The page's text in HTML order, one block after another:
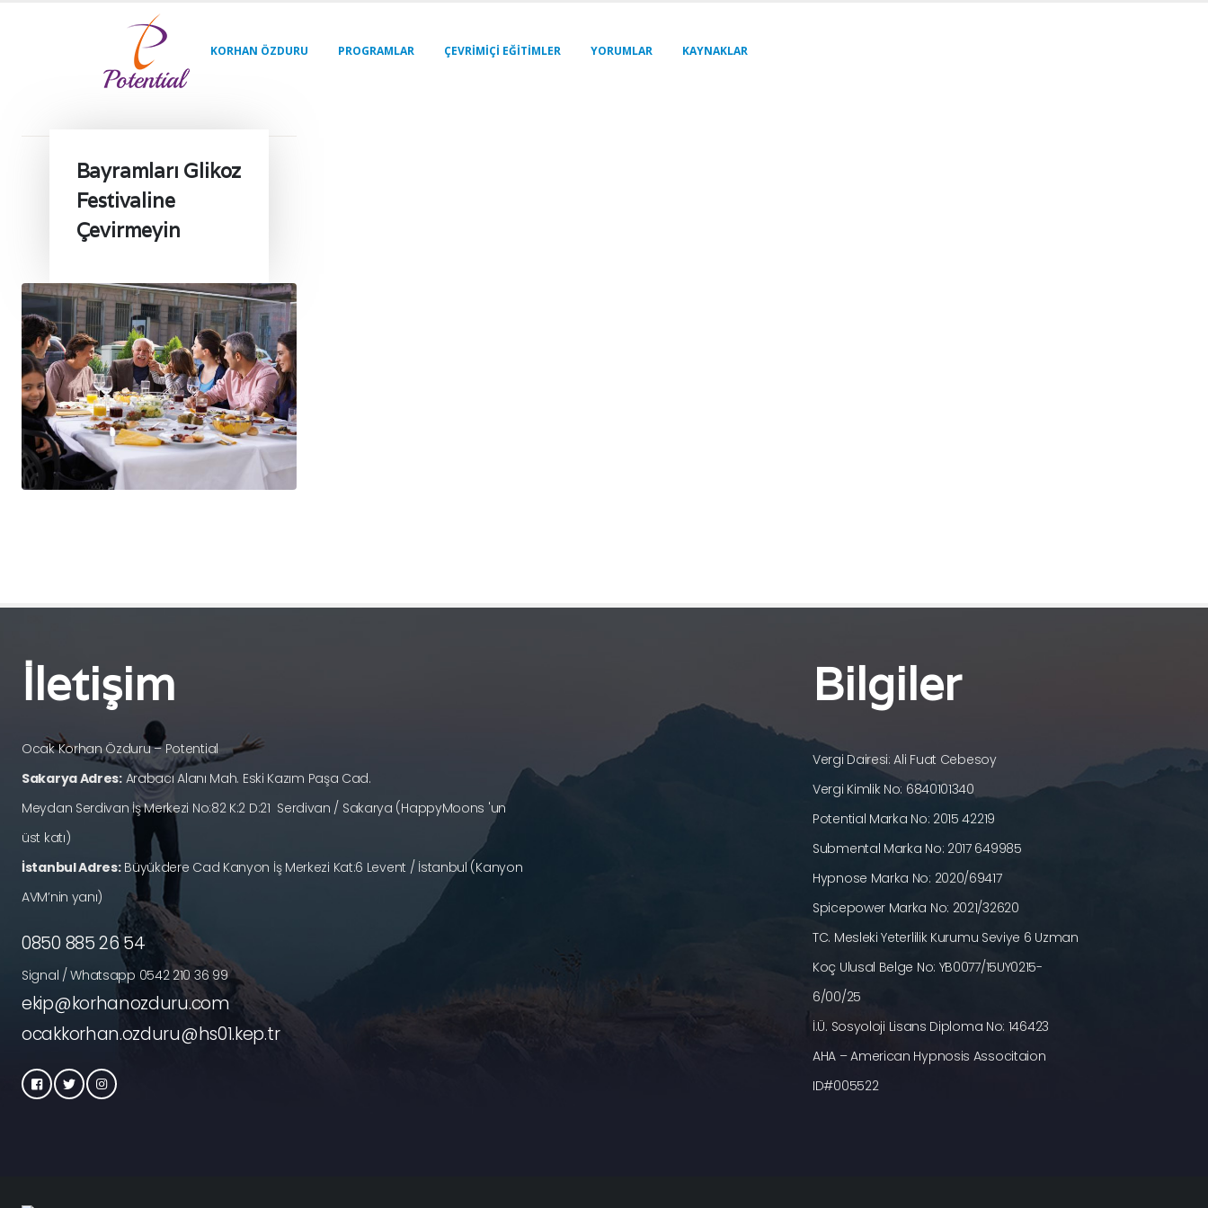
KORHAN ÖZDURU PROGRAMLAR ÇEVRIMIÇI EĞITIMLER YORUMLAR KAYNAKLAR
Bayramları Glikoz
Festivaline
Çevirmeyin
İletişim
Ocak Korhan Özduru – Potential
Sakarya Adres:Arabacı Alanı Mah. Eski Kazım Paşa Cad.
Meydan Serdivan İş Merkezi No:82 K:2 D:21 Serdivan / Sakarya (HappyMoons 'un
üst katı)
İstanbul Adres:Büyükdere Cad Kanyon İş Merkezi Kat:6 Levent / İstanbul (Kanyon
AVM’nin yanı)
0850 885 26 54
Signal / Whatsapp 0542 210 36 99
ekip@korhanozduru.com
ocakkorhan.ozduru@hs01.kep.tr
Bilgiler
Vergi Dairesi: Ali Fuat Cebesoy
Vergi Kimlik No: 6840101340
Potential Marka No: 2015 42219
Submental Marka No: 2017 649985
Hypnose Marka No: 2020/69417
Spicepower Marka No: 2021/32620
TC. Mesleki Yeterlilik Kurumu Seviye 6 Uzman
Koç Ulusal Belge No: YB0077/15UY0215-
6/00/25
İ.Ü. Sosyoloji Lisans Diploma No: 146423
AHA – American Hypnosis Associtaion
ID#005522